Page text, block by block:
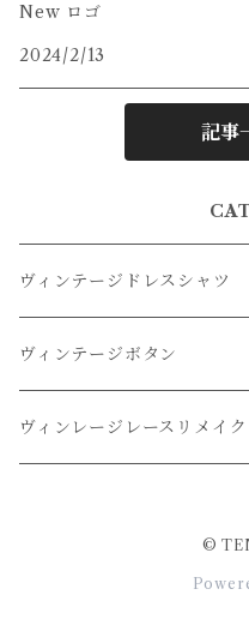
New ロゴ
2024/2/13
記事
ヴィンテージドレスシャツ
オーバーダイドレスシャツ
リメイクドレスシャツ
ヴィンテージボタン
ヴィンレージレースリメイク
©